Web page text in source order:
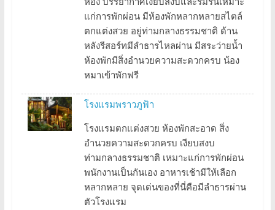
แก่การพักผ่อน มีห้องพักหลากหลายสไตล์
ตกแต่งสวย อยู่ท่ามกลางธรรมชาติ ด้าน
หลังรีสอร์ทมีลำธารไหลผ่าน มีสระว่ายน้ำ
ห้องพักมีสิ่งอำนวยความสะดวกครบ น้อง
หมาเข้าพักฟรี
โรงแรมพราวภูฟ้า
โรงแรมตกแต่งสวย ห้องพักสะอาด สิ่ง
อำนวยความสะดวกครบ เงียบสงบ
ท่ามกลางธรรมชาติ เหมาะแก่การพักผ่อน
พนักงานเป็นกันเอง อาหารเช้ามีให้เลือก
หลากหลาย จุดเด่นของที่นี่คือมีลำธารผ่าน
ตัวโรงแรม